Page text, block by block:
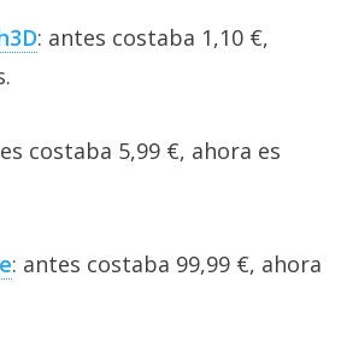
: antes costaba 1,10 €,
costaba 5,99 €, ahora es
: antes costaba 99,99 €, ahora